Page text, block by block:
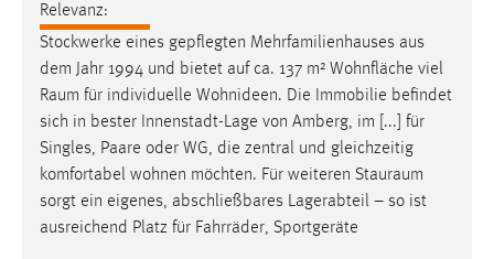
Relevanz:
Stockwerke eines gepflegten Mehrfamilienhauses aus
dem Jahr 1994 und bietet auf ca. 137 m² Wohnfläche viel
Raum für individuelle Wohnideen. Die Immobilie befindet
sich in bester Innenstadt-Lage von Amberg, im [...] für
Singles, Paare oder WG, die zentral und gleichzeitig
komfortabel wohnen möchten. Für weiteren Stauraum
sorgt ein eigenes, abschließbares Lagerabteil – so ist
ausreichend Platz für Fahrräder, Sportgeräte